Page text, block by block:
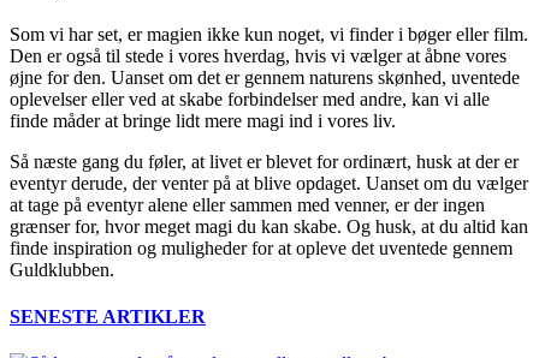
Som vi har set, er magien ikke kun noget, vi finder i bøger eller film.
Den er også til stede i vores hverdag, hvis vi vælger at åbne vores
øjne for den. Uanset om det er gennem naturens skønhed, uventede
oplevelser eller ved at skabe forbindelser med andre, kan vi alle
finde måder at bringe lidt mere magi ind i vores liv.
Så næste gang du føler, at livet er blevet for ordinært, husk at der er
eventyr derude, der venter på at blive opdaget. Uanset om du vælger
at tage på eventyr alene eller sammen med venner, er der ingen
grænser for, hvor meget magi du kan skabe. Og husk, at du altid kan
finde inspiration og muligheder for at opleve det uventede gennem
Guldklubben.
SENESTE ARTIKLER